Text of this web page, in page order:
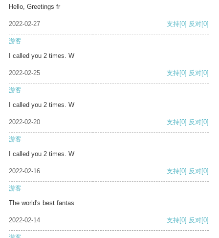
Hello, Greetings fr
2022-02-27 支持[0] 反对[0]
游客
I called you 2 times. W
2022-02-25 支持[0] 反对[0]
游客
I called you 2 times. W
2022-02-20 支持[0] 反对[0]
游客
I called you 2 times. W
2022-02-16 支持[0] 反对[0]
游客
The world's best fantas
2022-02-14 支持[0] 反对[0]